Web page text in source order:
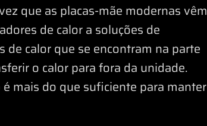
que as placas-mãe modernas vêm
de calor a soluções de
calor que se encontram na parte
o calor para fora da unidade.
mais do que suficiente para manter